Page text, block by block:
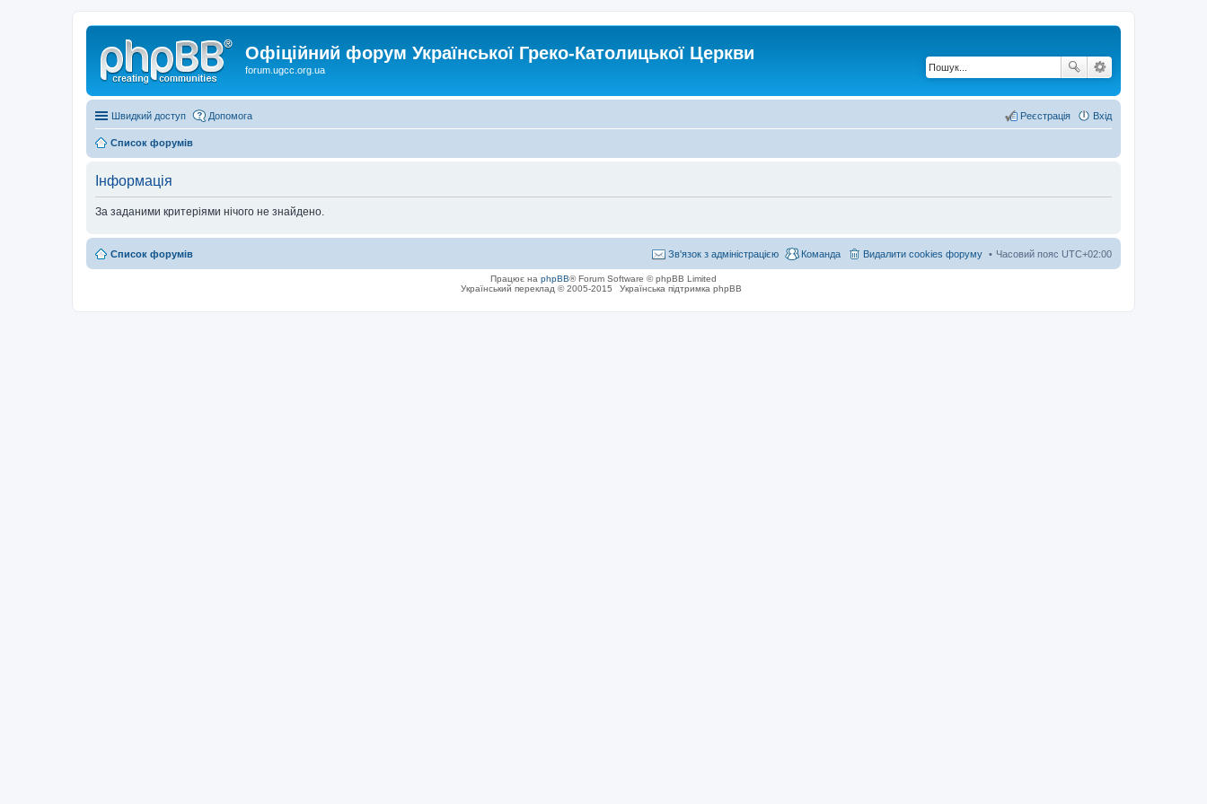
Офіційний форум Української Греко-Католицької Церкви
forum.ugcc.org.ua
Швидкий доступ Допомога Вхід
Реєстрація
Список форумів
Інформація
За заданими критеріями нічого не знайдено.
Список форумів Часовий пояс UTC+02:00
Видалити cookies форуму
Команда
Зв'язок з адміністрацією
Працює на phpBB® Forum Software © phpBB Limited
Український переклад © 2005-2015
Українська підтримка phpBB